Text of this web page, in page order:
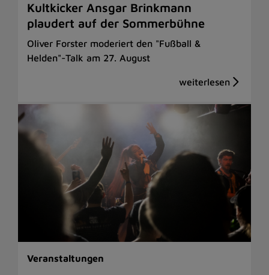
Kultkicker Ansgar Brinkmann
plaudert auf der Sommerbühne
Oliver Forster moderiert den "Fußball &
Helden"-Talk am 27. August
Veranstaltungen